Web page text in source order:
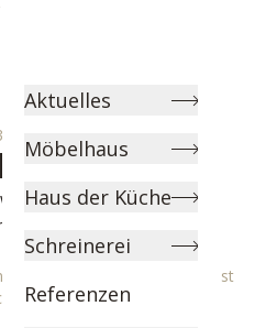
Aktuelles
Möbelhaus
Haus der Küche
Schreinerei
Referenzen
Mingus
wählbar
können individuell angepasst
Sie uns gerne an!